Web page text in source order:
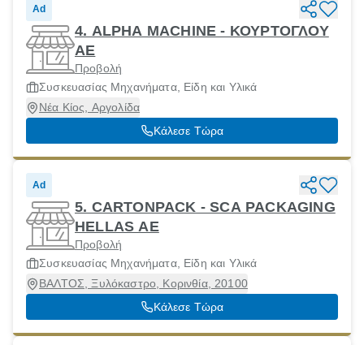
Ad
4. ALPHA MACHINE - ΚΟΥΡΤΟΓΛΟΥ
ΑΕ
Προβολή
Συσκευασίας Μηχανήματα, Είδη και Υλικά
Νέα Κίος, Αργολίδα
Κάλεσε Τώρα
Ad
5. CARTONPACK - SCA PACKAGING
HELLAS ΑΕ
Προβολή
Συσκευασίας Μηχανήματα, Είδη και Υλικά
ΒΑΛΤΟΣ, Ξυλόκαστρο, Κορινθία, 20100
Κάλεσε Τώρα